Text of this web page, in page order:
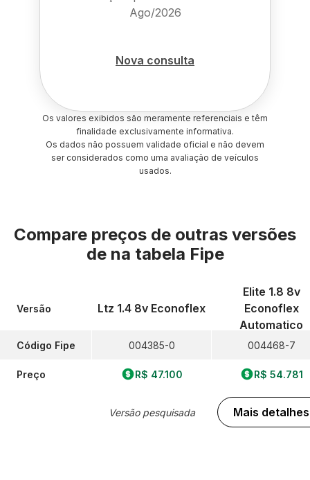
Ago/2026
Nova consulta
Os valores exibidos são meramente referenciais e têm
finalidade exclusivamente informativa.
Os dados não possuem validade oficial e não devem
ser considerados como uma avaliação de veículos
usados.
Compare preços de outras versões
de na tabela Fipe
Versão
Código Fipe
Preço
Ltz 1.4 8v Econoflex
004385-0
R$ 47.100
Versão pesquisada
Elite 1.8 8v
Econoflex
Automatico
004468-7
R$ 54.781
Mais detalhes